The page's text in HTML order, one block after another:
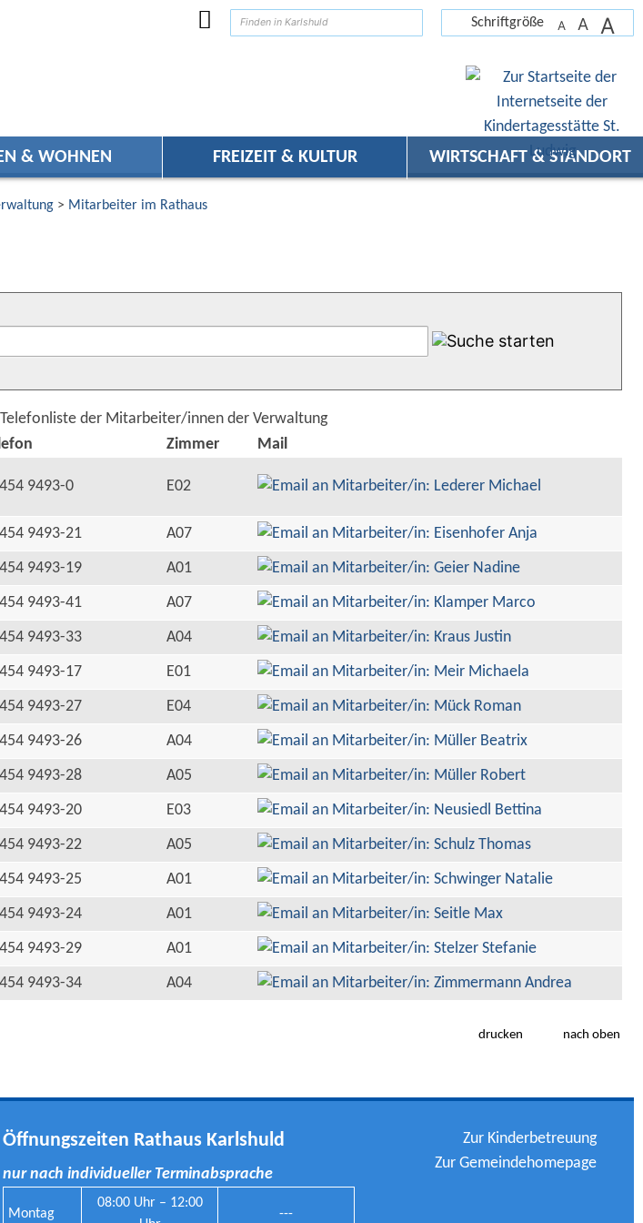
Schriftgröße A A A
& WOHNEN FREIZEIT & KULTUR WIRTSCHAFT & STANDORT
> Mitarbeiter im Rathaus
Telefonliste der Mitarbeiter/innen der Verwaltung
Zimmer
Mail
9493-0 E02
9493-21
A07
9493-19
A01
9493-41
A07
9493-33
A04
9493-17
E01
9493-27
E04
9493-26
A04
9493-28
A05
9493-20
E03
9493-22
A05
9493-25
A01
9493-24
A01
9493-29
A01
9493-34 A04
drucken nach oben
Öffnungszeiten Rathaus Karlshuld
nur nach individueller Terminabsprache
Montag
08:00 Uhr – 12:00
---
Zur Kinderbetreuung
Zur Gemeindehomepage